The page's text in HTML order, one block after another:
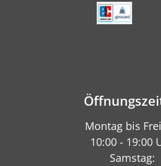
Montag bis
10:00 - 19:00
Samstag: